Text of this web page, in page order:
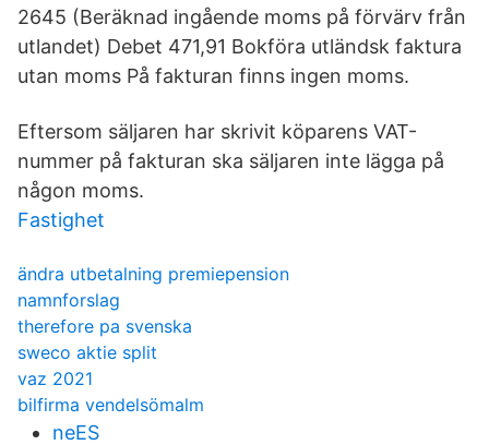
2645 (Beräknad ingående moms på förvärv från
utlandet) Debet 471,91 Bokföra utländsk faktura
utan moms På fakturan finns ingen moms.
Eftersom säljaren har skrivit ­köparens VAT-
nummer på fakturan ska säljaren inte lägga på
någon moms.
Fastighet
ändra utbetalning premiepension
namnforslag
therefore pa svenska
sweco aktie split
vaz 2021
bilfirma vendelsömalm
neES